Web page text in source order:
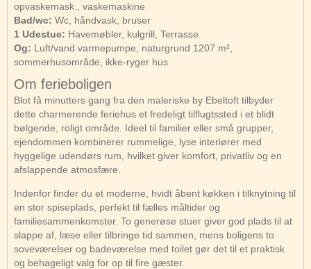
opvaskemask., vaskemaskine
Bad/wc: Wc, håndvask, bruser
1 Udestue: Havemøbler, kulgrill, Terrasse
Og: Luft/vand varmepumpe, naturgrund 1207 m²,
sommerhusområde, ikke-ryger hus
Om ferieboligen
Blot få minutters gang fra den maleriske by Ebeltoft tilbyder
dette charmerende feriehus et fredeligt tilflugtssted i et blidt
bølgende, roligt område. Ideel til familier eller små grupper,
ejendommen kombinerer rummelige, lyse interiører med
hyggelige udendørs rum, hvilket giver komfort, privatliv og en
afslappende atmosfære.
Indenfor finder du et moderne, hvidt åbent køkken i tilknytning til
en stor spiseplads, perfekt til fælles måltider og
familiesammenkomster. To generøse stuer giver god plads til at
slappe af, læse eller tilbringe tid sammen, mens boligens to
soveværelser og badeværelse med toilet gør det til et praktisk
og behageligt valg for op til fire gæster.